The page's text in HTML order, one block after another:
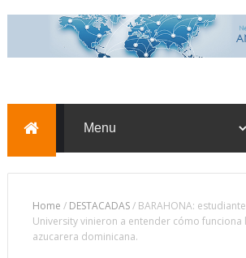
Home / DESTACADAS/ BARAHONA:
University vinieron a entender cómo funciona
azucarera dominicana.